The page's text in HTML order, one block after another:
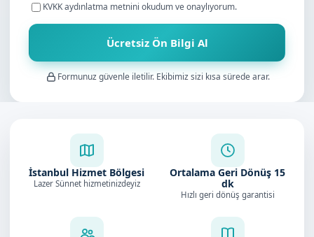
KVKK aydınlatma metnini okudum ve onaylıyorum.
Ücretsiz Ön Bilgi Al
Formunuz güvenle iletilir. Ekibimiz sizi kısa sürede arar.
İstanbul Hizmet Bölgesi
Lazer Sünnet hizmetinizdeyiz
Ortalama Geri Dönüş 15
dk
Hızlı geri dönüş garantisi